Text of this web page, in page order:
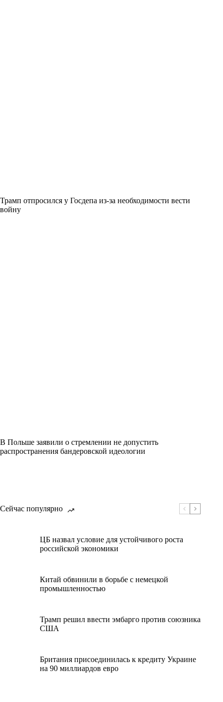
Трамп отпросился у Госдепа из-за необходимости вести
войну
В Польше заявили о стремлении не допустить
распространения бандеровской идеологии
Сейчас популярно
ЦБ назвал условие для устойчивого роста
российской экономики
Китай обвинили в борьбе с немецкой
промышленностью
Трамп решил ввести эмбарго против союзника
США
Британия присоединилась к кредиту Украине
на 90 миллиардов евро